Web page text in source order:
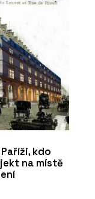
Paříži, kdo
na místě